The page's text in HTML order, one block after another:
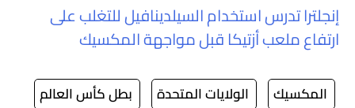
إنجلترا تدرس استخدام السيلدينافيل للتغلب على
ارتفاع ملعب أزتيكا قبل مواجهة المكسيك
المكسيك الولايات المتحدة
بطل كأس العالم